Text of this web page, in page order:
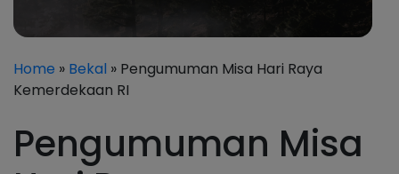
Home » Bekal » Pengumuman Misa Hari Raya
Kemerdekaan RI
Pengumuman Misa